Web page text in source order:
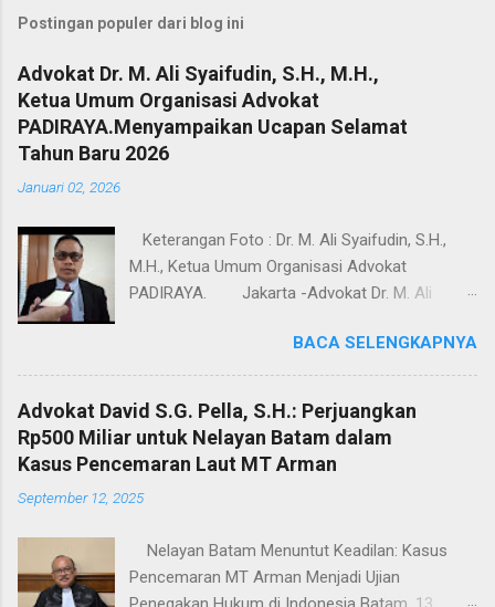
Postingan populer dari blog ini
Advokat Dr. M. Ali Syaifudin, S.H., M.H.,
Ketua Umum Organisasi Advokat
PADIRAYA.Menyampaikan Ucapan Selamat
Tahun Baru 2026
Januari 02, 2026
Keterangan Foto : Dr. M. Ali Syaifudin, S.H.,
M.H., Ketua Umum Organisasi Advokat
PADIRAYA. Jakarta -Advokat Dr. M. Ali
Advokat PADIRAYA.Menyampaikan Ucapan
Selamat Tahun Baru 2026, kepada seluruh
masyarakat Indonesia pada umumnya. Dalam
pernyataannya,Advokat Dr. M. Ali Syaifudin, S.H.,
M.H., Ketua Umum Organisasi Advokat
Natal dan pergantian tahun merupakan
nilai kebersamaan, toleransi, serta semangat
persatuan dalam kehidupan berbangsa dan
BACA SELENGKAPNYA
Advokat David S.G. Pella, S.H.: Perjuangkan
Rp500 Miliar untuk Nelayan Batam dalam
Kasus Pencemaran Laut MT Arman
September 12, 2025
Nelayan Batam Menuntut Keadilan: Kasus
Pencemaran MT Arman Menjadi Ujian